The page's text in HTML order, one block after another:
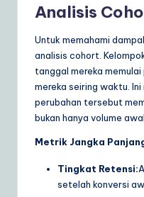
Analisis
Untuk memahami
analisis cohort.
tanggal mereka
mereka seiring waktu.
perubahan tersebut
bukan hanya volume awal.
Metrik Jangka
Tingkat Retensi:
setelah konversi